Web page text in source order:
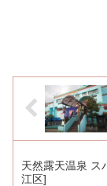
天然露天温泉 ス
江区]